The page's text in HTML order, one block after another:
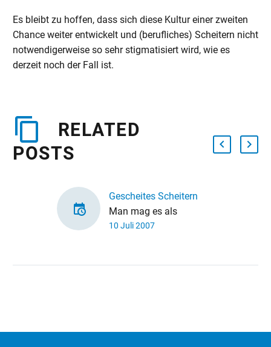
Es bleibt zu hoffen, dass sich diese Kultur einer zweiten
Chance weiter entwickelt und (berufliches) Scheitern nicht
notwendigerweise so sehr stigmatisiert wird, wie es
derzeit noch der Fall ist.
RELATED
POSTS
Gescheites Scheitern
Man mag es als
deutsches
deutlich
10 Juli 2007